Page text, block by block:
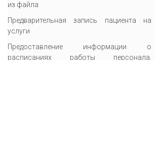
из файла
Предварительная запись пациента на
услуги
Предоставление информации о
расписаниях работы персонала,